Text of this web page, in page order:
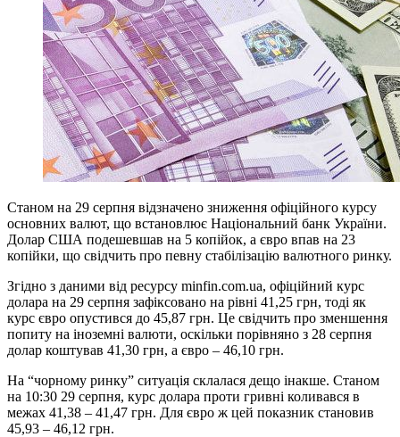
Станом на 29 серпня відзначено зниження офіційного курсу
основних валют, що встановлює Національний банк України.
Долар США подешевшав на 5 копійок, а євро впав на 23
копійки, що свідчить про певну стабілізацію валютного ринку.
Згідно з даними від ресурсу minfin.com.ua, офіційний курс
долара на 29 серпня зафіксовано на рівні 41,25 грн, тоді як
курс євро опустився до 45,87 грн. Це свідчить про зменшення
попиту на іноземні валюти, оскільки порівняно з 28 серпня
долар коштував 41,30 грн, а євро – 46,10 грн.
На “чорному ринку” ситуація склалася дещо інакше. Станом
на 10:30 29 серпня, курс долара проти гривні коливався в
межах 41,38 – 41,47 грн. Для євро ж цей показник становив
45,93 – 46,12 грн.